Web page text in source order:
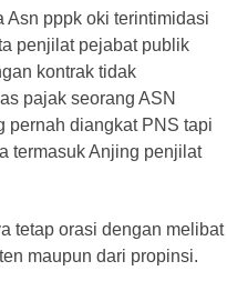
Asn pppk oki terintimidasi
penjilat pejabat publik
kontrak tidak
pajak seorang ASN
pernah diangkat PNS tapi
termasuk Anjing penjilat
tetap orasi dengan melibat
maupun dari propinsi.